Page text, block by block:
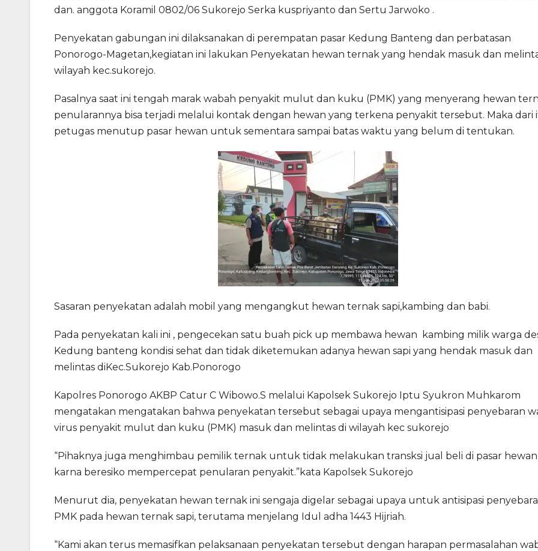
dan. anggota Koramil 0802/06 Sukorejo Serka kuspriyanto dan Sertu Jarwoko .
Penyekatan gabungan ini dilaksanakan di perempatan pasar Kedung Banteng dan perbatasan
Ponorogo-Magetan,kegiatan ini lakukan Penyekatan hewan ternak yang hendak masuk dan
wilayah kec.sukorejo.
Pasalnya saat ini tengah marak wabah penyakit mulut dan kuku (PMK) yang menyerang hewan
penularannya bisa terjadi melalui kontak dengan hewan yang terkena penyakit tersebut. Maka dari
petugas menutup pasar hewan untuk sementara sampai batas waktu yang belum di tentukan.
Sasaran penyekatan adalah mobil yang mengangkut hewan ternak sapi,kambing dan babi.
Pada penyekatan kali ini , pengecekan satu buah pick up membawa hewan kambing milik warga
Kedung banteng kondisi sehat dan tidak diketemukan adanya hewan sapi yang hendak masuk dan
melintas diKec.Sukorejo Kab.Ponorogo
Kapolres Ponorogo AKBP Catur C Wibowo.S melalui Kapolsek Sukorejo Iptu Syukron Muhkarom
mengatakan mengatakan bahwa penyekatan tersebut sebagai upaya mengantisipasi penyebaran
virus penyakit mulut dan kuku (PMK) masuk dan melintas di wilayah kec sukorejo
“Pihaknya juga menghimbau pemilik ternak untuk tidak melakukan transksi jual beli di pasar hewan
karna beresiko mempercepat penularan penyakit.”kata Kapolsek Sukorejo
Menurut dia, penyekatan hewan ternak ini sengaja digelar sebagai upaya untuk antisipasi
PMK pada hewan ternak sapi, terutama menjelang Idul adha 1443 Hijriah.
“Kami akan terus memasifkan pelaksanaan penyekatan tersebut dengan harapan permasalahan